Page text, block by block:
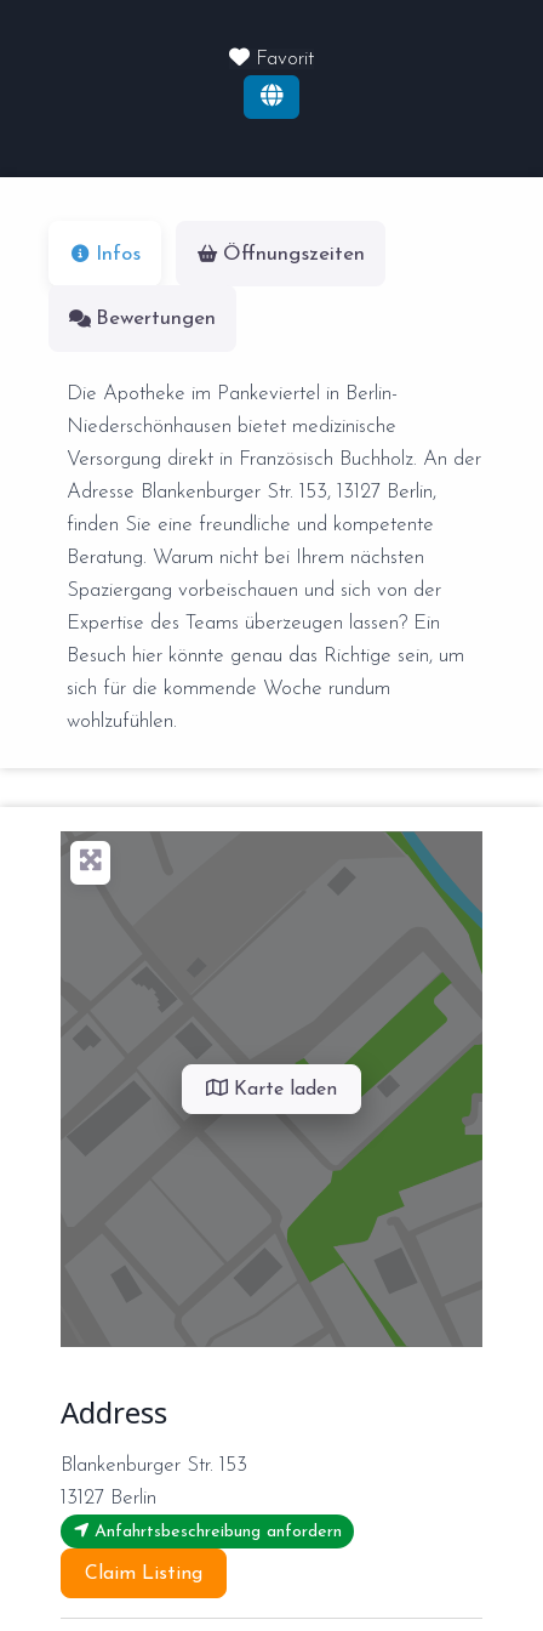
Favorit
Infos Öffnungszeiten
Bewertungen
Die Apotheke im Pankeviertel in Berlin-
Niederschönhausen bietet medizinische
Versorgung direkt in Französisch Buchholz. An der
Adresse Blankenburger Str. 153, 13127 Berlin,
finden Sie eine freundliche und kompetente
Beratung. Warum nicht bei Ihrem nächsten
Spaziergang vorbeischauen und sich von der
Expertise des Teams überzeugen lassen? Ein
Besuch hier könnte genau das Richtige sein, um
sich für die kommende Woche rundum
wohlzufühlen.
Karte laden
Address
Blankenburger Str. 153
13127 Berlin
Anfahrtsbeschreibung anfordern
Claim Listing